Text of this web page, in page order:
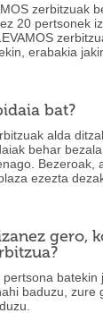
zerbitzuak
20 pertsonek
erabakia
bat?
alda
behar
Bezeroak,
ezezta
gero,
pertsona
baduzu, zure